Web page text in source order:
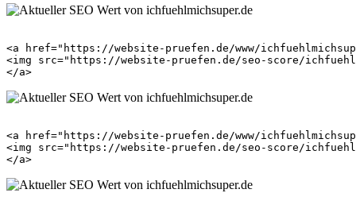
<a href="https://website-pruefen.de/www/
<img src="https://website-pruefen.de/seo-score/
<a href="https://website-pruefen.de/www/
<img src="https://website-pruefen.de/seo-score/